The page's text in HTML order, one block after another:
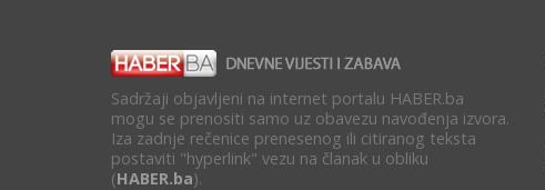
Sadržaji objavljeni na internet portalu HABER.ba
mogu se prenositi samo uz obavezu navođenja izvora.
Iza zadnje rečenice prenesenog ili citiranog teksta
postaviti "hyperlink" vezu na članak u obliku
(HABER.ba).